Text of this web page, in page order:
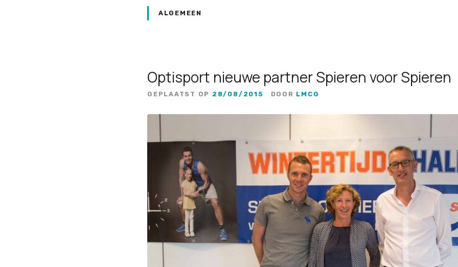
ALGEMEEN
Optisport nieuwe partner Spieren voor Spieren
GEPLAATST OP 28/08/2015 DOOR LMCG